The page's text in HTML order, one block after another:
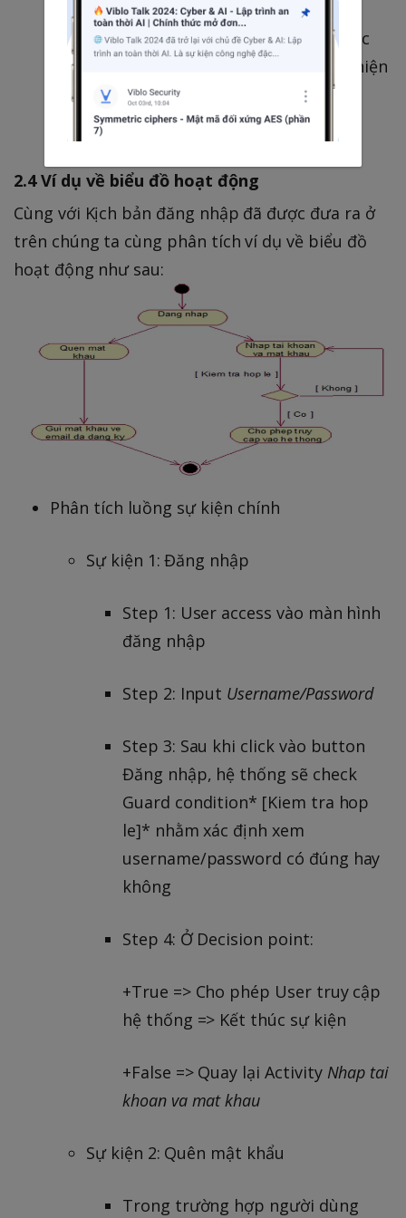
Guard condition: Các biểu thức logic
mang giá trị True/False. Được thể hiện
trong ngoặc vuông
Decision point: Kí hiệu hình thoi
2.4 Ví dụ về biểu đồ hoạt động
Cùng với Kịch bản đăng nhập đã được đưa ra ở
trên chúng ta cùng phân tích ví dụ về biểu đồ
hoạt động như sau:
Phân tích luồng sự kiện chính
Sự kiện 1: Đăng nhập
Step 1: User access vào màn hình
đăng nhập
Step 2: Input Username/Password
Step 3: Sau khi click vào button
Đăng nhập, hệ thống sẽ check
Guard condition* [Kiem tra hop
le]* nhằm xác định xem
username/password có đúng hay
không
Step 4: Ở Decision point:
+True => Cho phép User truy cập
hệ thống => Kết thúc sự kiện
+False => Quay lại Activity Nhap tai
khoan va mat khau
Sự kiện 2: Quên mật khẩu
Trong trường hợp người dùng